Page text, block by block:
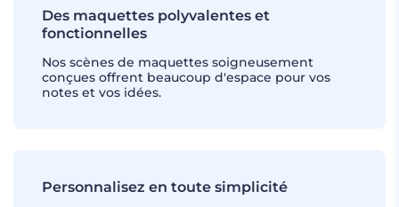
Des maquettes polyvalentes et
fonctionnelles
Nos scènes de maquettes soigneusement
conçues offrent beaucoup d'espace pour vos
notes et vos idées.
Personnalisez en toute simplicité